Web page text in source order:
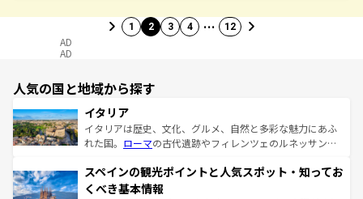
1 2 3 4 … 12
AD
AD
人気の国と地域から探す
イタリア
イタリアは歴史、文化、グルメ、自然と多彩な魅力にあふ
れた国。 ローマの古代遺跡やフィレンツェのルネッサンス
ろん、トスカーナの美しい田園風景やアマルフィ海岸の絶
景など、自然景観も見逃せない。観光の合間には、本場の
スペインの観光ポイントと人気スポット・知ってお
くべき基本情報